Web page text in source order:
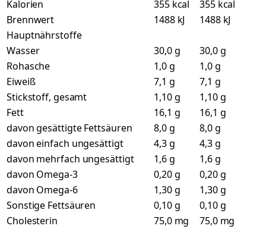
Kalorien 355 kcal
355 kcal
Brennwert
1488 kJ
1488 kJ
Hauptnährstoffe
Wasser
30,0 g
30,0 g
Rohasche
1,0 g
1,0 g
Eiweiß
7,1 g
7,1 g
Stickstoff, gesamt
1,10 g
1,10 g
Fett
16,1 g
16,1 g
davon gesättigte Fettsäuren
8,0 g
8,0 g
davon einfach ungesättigt
4,3 g
4,3 g
davon mehrfach ungesättigt
1,6 g
1,6 g
davon Omega-3
0,20 g
0,20 g
davon Omega-6
1,30 g
1,30 g
Sonstige Fettsäuren
0,10 g
0,10 g
Cholesterin
75,0 mg
75,0 mg